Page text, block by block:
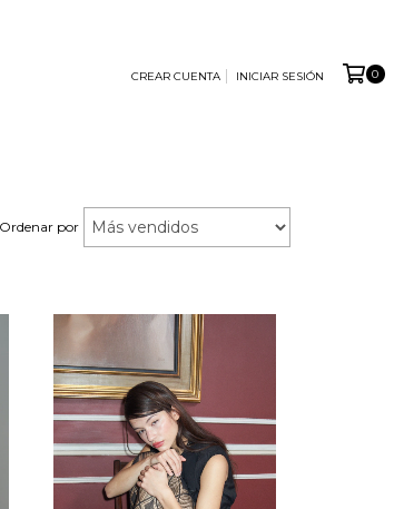
CREAR CUENTA INICIAR SESIÓN 0
Ordenar por